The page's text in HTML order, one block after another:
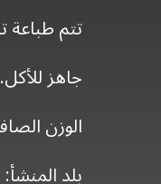
تتم طباعة
جاهز للأكل.
الوزن الصافي:
بلد